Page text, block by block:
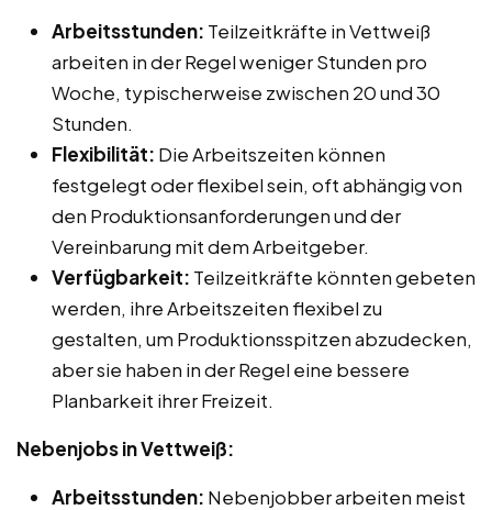
Arbeitsstunden: Teilzeitkräfte in Vettweiß
arbeiten in der Regel weniger Stunden pro
Woche, typischerweise zwischen 20 und 30
Stunden.
Flexibilität: Die Arbeitszeiten können
festgelegt oder flexibel sein, oft abhängig von
den Produktionsanforderungen und der
Vereinbarung mit dem Arbeitgeber.
Verfügbarkeit: Teilzeitkräfte könnten gebeten
werden, ihre Arbeitszeiten flexibel zu
gestalten, um Produktionsspitzen abzudecken,
aber sie haben in der Regel eine bessere
Planbarkeit ihrer Freizeit.
Nebenjobs in Vettweiß:
Arbeitsstunden: Nebenjobber arbeiten meist